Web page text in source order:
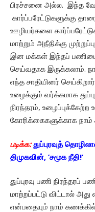
பிரச்சனை அல்ல. இந்த
கார்ப்பரேட்டுகளுக்கு
ஊழியர்களை
மாற்றும் அநீதிக்கு
இன மக்கள் இந்தப்
செய்வதாக இருக்கலாம்.
எந்த சாதியினர்
உழைக்கும் வர்க்கமாக
நிரந்தரம்,
கோரிக்கைகளுக்காக நாம்
படிக்க: துப்புரவுத்
திமுகவின், ’சமூக நீதி!’
துப்புரவு பணி நிரந்தரப்
மாற்றப்பட்டு விட்டால்
என்பதையும் நாம்